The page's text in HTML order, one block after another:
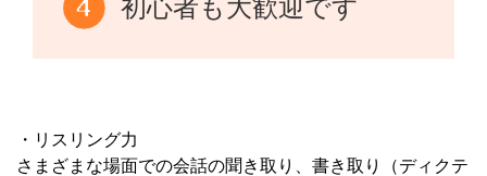
初心者も大歓迎です
・リスリング力
さまざまな場面での会話の聞き取り、書き取り（ディクテ